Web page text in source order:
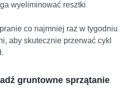
wyeliminować resztki
co najmniej raz w tygodniu
aby skutecznie przerwać cykl
gruntowne sprzątanie